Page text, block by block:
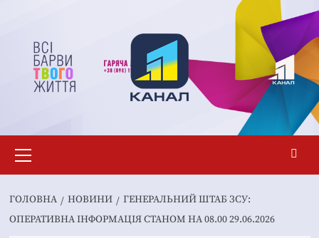
вмісту
меню
ГОЛОВНА НОВИНИ
ГЕНЕРАЛЬНИЙ ШТАБ ЗСУ:
ОПЕРАТИВНА ІНФОРМАЦІЯ СТАНОМ НА 08.00 29.06.2026